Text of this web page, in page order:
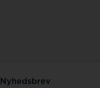
Nyhedsbrev